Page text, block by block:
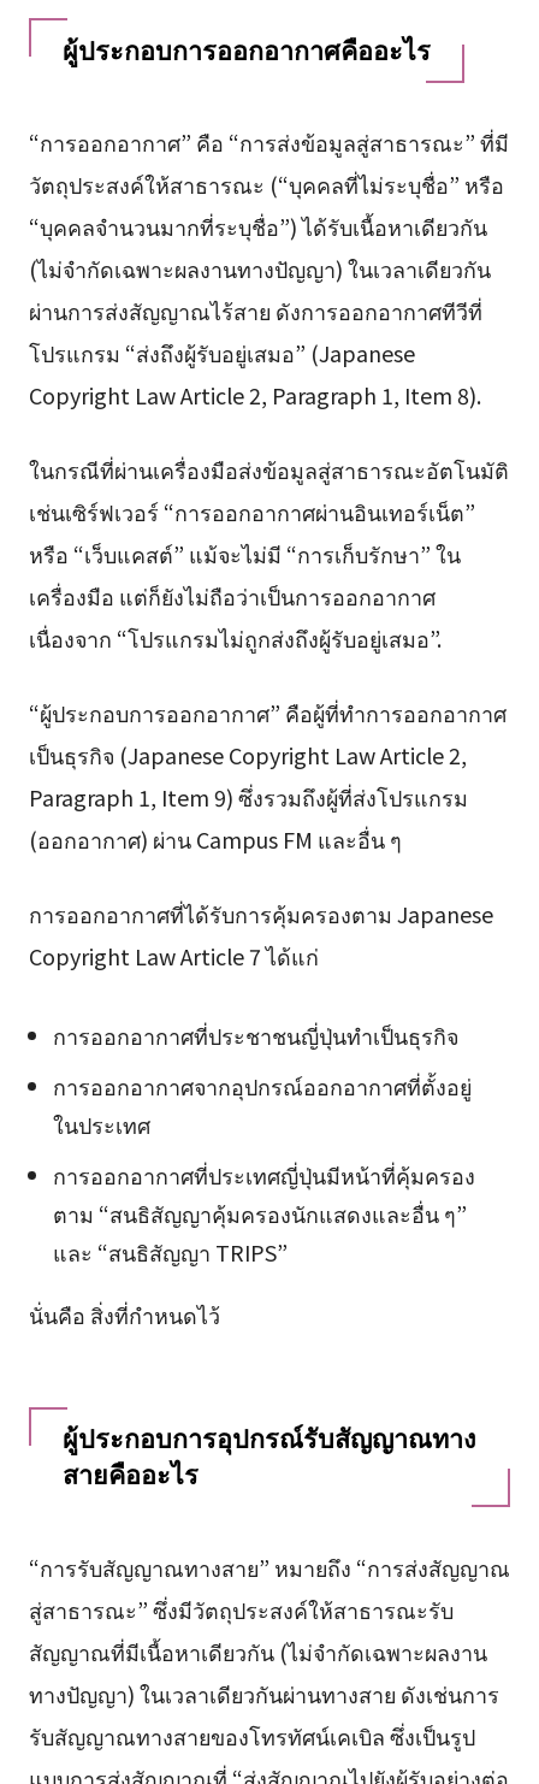
ผู้ประกอบการออกอากาศคืออะไร
“การออกอากาศ” คือ “การส่งข้อมูลสู่สาธารณะ” ที่มี
วัตถุประสงค์ให้สาธารณะ (“บุคคลที่ไม่ระบุชื่อ” หรือ
“บุคคลจำนวนมากที่ระบุชื่อ”) ได้รับเนื้อหาเดียวกัน
(ไม่จำกัดเฉพาะผลงานทางปัญญา) ในเวลาเดียวกัน
ผ่านการส่งสัญญาณไร้สาย ดังการออกอากาศทีวีที่
โปรแกรม “ส่งถึงผู้รับอยู่เสมอ” (Japanese
Copyright Law Article 2, Paragraph 1, Item 8).
ในกรณีที่ผ่านเครื่องมือส่งข้อมูลสู่สาธารณะอัตโนมัติ
เช่นเซิร์ฟเวอร์ “การออกอากาศผ่านอินเทอร์เน็ต”
หรือ “เว็บแคสต์” แม้จะไม่มี “การเก็บรักษา” ใน
เครื่องมือ แต่ก็ยังไม่ถือว่าเป็นการออกอากาศ
เนื่องจาก “โปรแกรมไม่ถูกส่งถึงผู้รับอยู่เสมอ”.
“ผู้ประกอบการออกอากาศ” คือผู้ที่ทำการออกอากาศ
เป็นธุรกิจ (Japanese Copyright Law Article 2,
Paragraph 1, Item 9) ซึ่งรวมถึงผู้ที่ส่งโปรแกรม
(ออกอากาศ) ผ่าน Campus FM และอื่น ๆ
การออกอากาศที่ได้รับการคุ้มครองตาม Japanese
Copyright Law Article 7 ได้แก่
การออกอากาศที่ประชาชนญี่ปุ่นทำเป็นธุรกิจ
การออกอากาศจากอุปกรณ์ออกอากาศที่ตั้งอยู่
ในประเทศ
การออกอากาศที่ประเทศญี่ปุ่นมีหน้าที่คุ้มครอง
ตาม “สนธิสัญญาคุ้มครองนักแสดงและอื่น ๆ”
และ “สนธิสัญญา TRIPS”
นั่นคือ สิ่งที่กำหนดไว้
ผู้ประกอบการอุปกรณ์รับสัญญาณทาง
สายคืออะไร
“การรับสัญญาณทางสาย” หมายถึง “การส่งสัญญาณ
สู่สาธารณะ” ซึ่งมีวัตถุประสงค์ให้สาธารณะรับ
สัญญาณที่มีเนื้อหาเดียวกัน (ไม่จำกัดเฉพาะผลงาน
ทางปัญญา) ในเวลาเดียวกันผ่านทางสาย ดังเช่นการ
รับสัญญาณทางสายของโทรทัศน์เคเบิล ซึ่งเป็นรูป
แบบการส่งสัญญาณที่ “ส่งสัญญาณไปยังผู้รับอย่างต่อ